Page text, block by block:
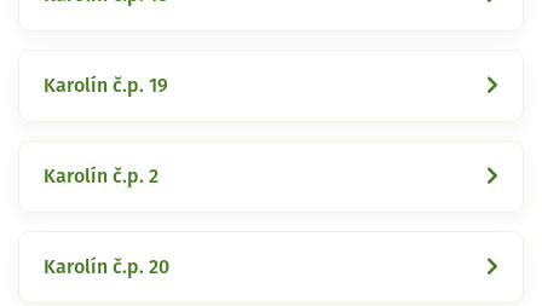
Karolín č.p. 19
Karolín č.p. 2
Karolín č.p. 20